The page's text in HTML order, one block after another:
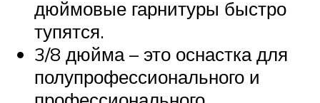
дюймовые гарнитуры быстро
тупятся.
3/8 дюйма – это оснастка для
полупрофессионального и